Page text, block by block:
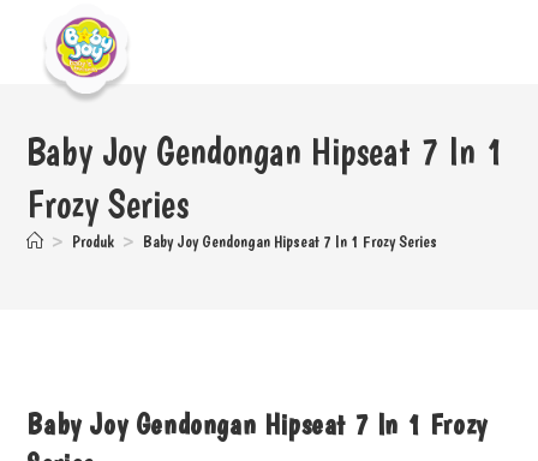
Baby Joy Gendongan Hipseat 7 In 1
Frozy Series
> Produk > Baby Joy Gendongan Hipseat 7 In 1 Frozy Series
Baby Joy Gendongan Hipseat 7 In 1 Frozy